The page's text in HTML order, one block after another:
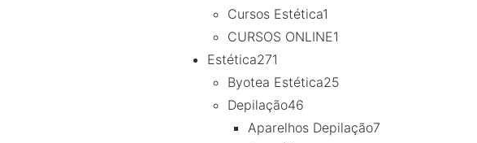
Cursos Estética1
CURSOS ONLINE1
Estética271
Byotea Estética25
Depilação46
Aparelhos Depilação7